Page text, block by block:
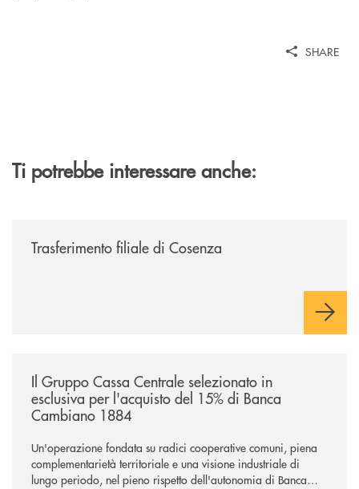
SHARE
Ti potrebbe interessare anche:
Trasferimento filiale di Cosenza
Il Gruppo Cassa Centrale selezionato in
esclusiva per l'acquisto del 15% di Banca
Cambiano 1884
Un'operazione fondata su radici cooperative comuni, piena
complementarietà territoriale e una visione industriale di
lungo periodo, nel pieno rispetto dell'autonomia di Banca